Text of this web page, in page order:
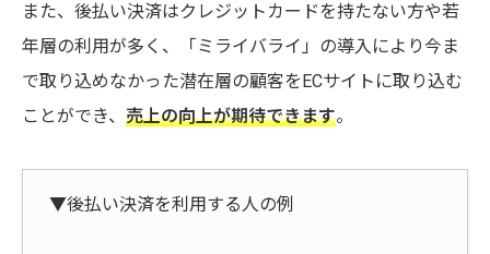
また、後払い決済はクレジットカードを持たない方や若
年層の利用が多く、「ミライバライ」の導入により今ま
で取り込めなかった潜在層の顧客をECサイトに取り込む
ことができ、 売上の向上が期待できます。
▼後払い決済を利用する人の例